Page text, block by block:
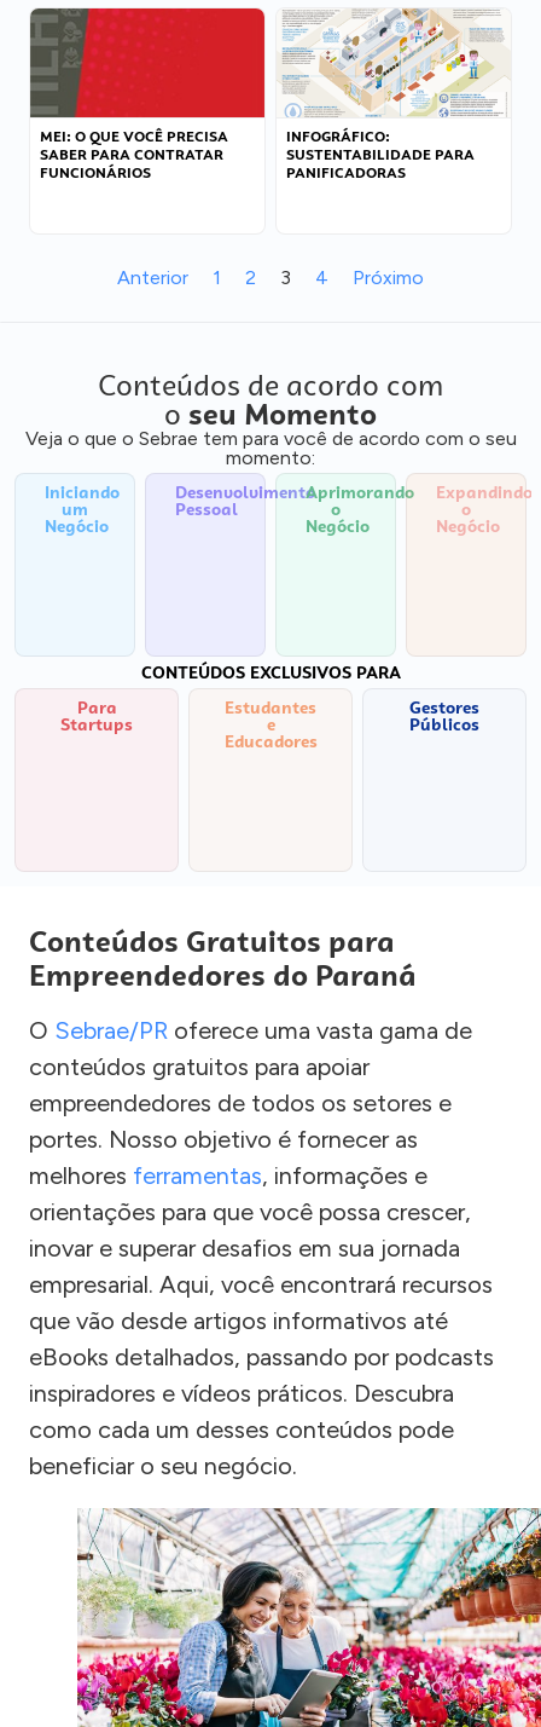
MEI: O QUE VOCÊ PRECISA
SABER PARA CONTRATAR
FUNCIONÁRIOS
INFOGRÁFICO:
SUSTENTABILIDADE PARA
PANIFICADORAS
Anterior 1 2 3 4 Próximo
Conteúdos de acordo com
o seu Momento
Veja o que o Sebrae tem para você de acordo com o seu
momento:
Iniciando
um
Negócio
Desenvolvimento
Pessoal
Aprimorando
o
Negócio
Expandindo
o
Negócio
CONTEÚDOS EXCLUSIVOS PARA
Para
Startups
Estudantes
e
Educadores
Gestores
Públicos
Conteúdos Gratuitos para
Empreendedores do Paraná
O Sebrae/PR oferece uma vasta gama de
conteúdos gratuitos para apoiar
empreendedores de todos os setores e
portes. Nosso objetivo é fornecer as
melhores ferramentas, informações e
orientações para que você possa crescer,
inovar e superar desafios em sua jornada
empresarial. Aqui, você encontrará recursos
que vão desde artigos informativos até
eBooks detalhados, passando por podcasts
inspiradores e vídeos práticos. Descubra
como cada um desses conteúdos pode
beneficiar o seu negócio.